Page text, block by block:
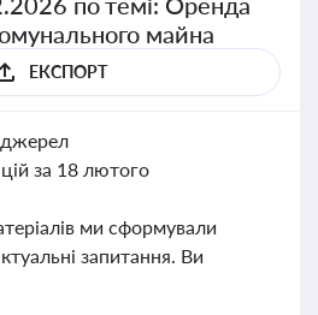
майна
ЕКСПОРТ
за 18 лютого
ми сформували
запитання. Ви